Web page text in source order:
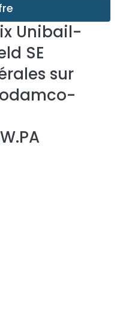
Unibail-
SE
sur